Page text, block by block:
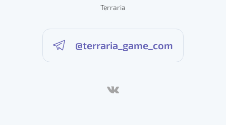
Terraria
@terraria_game_com